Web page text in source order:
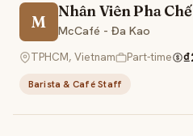
M
Nhân Viên Pha
McCafé - Đa Kao
TPHCM, Vietnam
Part-time
Barista & Café Staff